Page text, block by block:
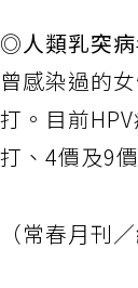
◎人類乳突
曾感染過的
打。目前
打、4價及9
（常春月刊